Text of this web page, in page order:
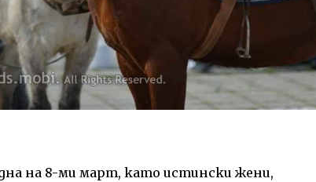
на 8-ми март, като истински жени,